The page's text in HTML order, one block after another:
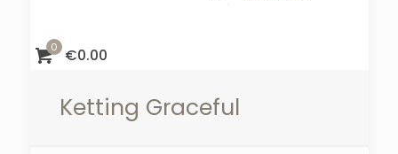
0 €0.00
Ketting Graceful